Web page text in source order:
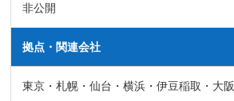
非公開
拠点・関連会社
東京・札幌・仙台・横浜・伊豆稲取・大阪